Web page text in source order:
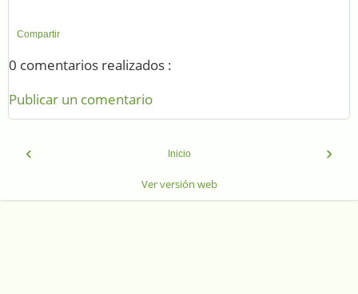
Compartir
0 comentarios realizados :
Publicar un comentario
‹ ›
Inicio
Ver versión web